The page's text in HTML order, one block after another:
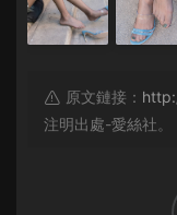
原文鏈接：
注明出處-愛絲社。